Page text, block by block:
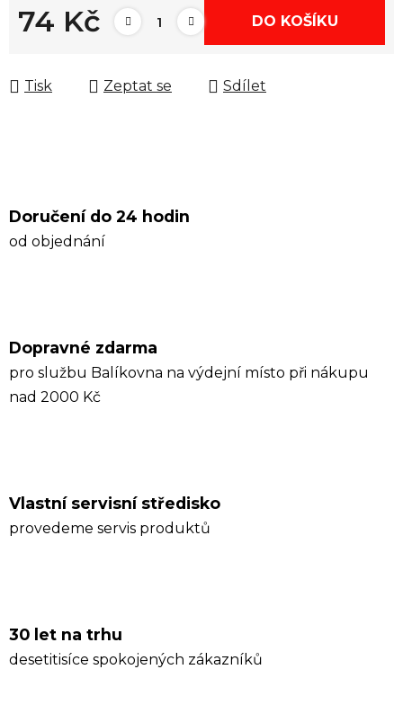
74 Kč DO KOŠÍKU
Tisk Zeptat se Sdílet
Doručení do 24 hodin
od objednání
Dopravné zdarma
pro službu Balíkovna na výdejní místo při nákupu
nad 2000 Kč
Vlastní servisní středisko
provedeme servis produktů
30 let na trhu
desetitisíce spokojených zákazníků